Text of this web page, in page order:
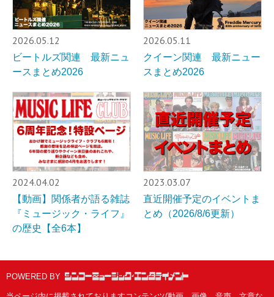
2026.05.12
ビートルズ関連 最新ニュ
ースまとめ2026
2026.05.11
クイーン関連 最新ニュー
スまとめ2026
2024.04.02
【動画】関係者が語る雑誌
『ミュージック・ライフ』
の歴史【全6本】
2023.03.07
直近開催予定のイベントま
とめ（2026/8/6更新）
POWERED BY